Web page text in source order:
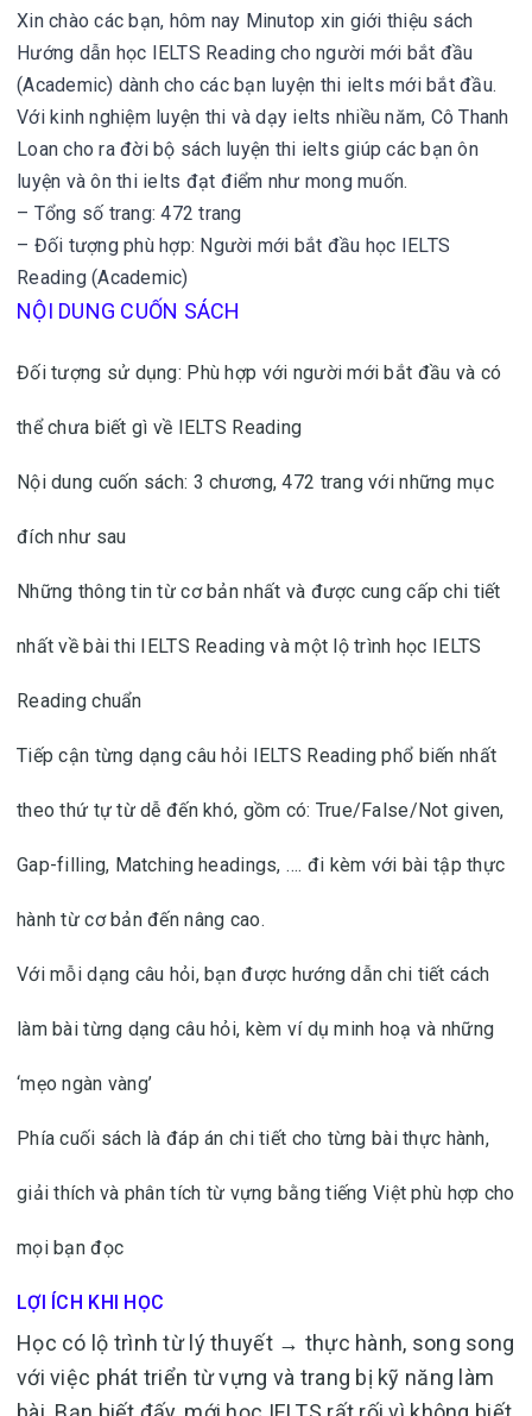
Xin chào các bạn, hôm nay Minutop xin giới thiệu sách
Hướng dẫn học IELTS Reading cho người mới bắt đầu
(Academic) dành cho các bạn luyện thi ielts mới bắt đầu.
Với kinh nghiệm luyện thi và dạy ielts nhiều năm, Cô Thanh
Loan cho ra đời bộ sách luyện thi ielts giúp các bạn ôn
luyện và ôn thi ielts đạt điểm như mong muốn.
– Tổng số trang: 472 trang
– Đối tượng phù hợp: Người mới bắt đầu học IELTS
Reading (Academic)
NỘI DUNG CUỐN SÁCH
Đối tượng sử dụng: Phù hợp với người mới bắt đầu và có
thể chưa biết gì về IELTS Reading
Nội dung cuốn sách: 3 chương, 472 trang với những mục
đích như sau
Những thông tin từ cơ bản nhất và được cung cấp chi tiết
nhất về bài thi IELTS Reading và một lộ trình học IELTS
Reading chuẩn
Tiếp cận từng dạng câu hỏi IELTS Reading phổ biến nhất
theo thứ tự từ dễ đến khó, gồm có: True/False/Not given,
Gap-filling, Matching headings, …. đi kèm với bài tập thực
hành từ cơ bản đến nâng cao.
Với mỗi dạng câu hỏi, bạn được hướng dẫn chi tiết cách
làm bài từng dạng câu hỏi, kèm ví dụ minh hoạ và những
‘mẹo ngàn vàng’
Phía cuối sách là đáp án chi tiết cho từng bài thực hành,
giải thích và phân tích từ vựng bằng tiếng Việt phù hợp cho
mọi bạn đọc
LỢI ÍCH KHI HỌC
Học có lộ trình từ lý thuyết → thực hành, song song
với việc phát triển từ vựng và trang bị kỹ năng làm